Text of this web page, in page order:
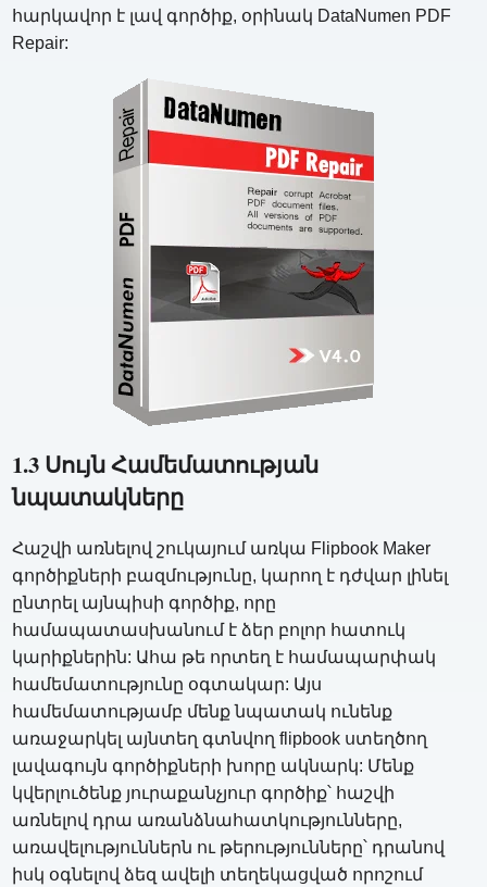
հարկավոր է լավ գործիք, օրինակ DataNumen PDF
Repair:
1.3 Սույն Համեմատության
նպատակները
Հաշվի առնելով շուկայում առկա Flipbook Maker
գործիքների բազմությունը, կարող է դժվար լինել
ընտրել այնպիսի գործիք, որը
համապատասխանում է ձեր բոլոր հատուկ
կարիքներին: Ահա թե որտեղ է համապարփակ
համեմատությունը օգտակար: Այս
համեմատությամբ մենք նպատակ ունենք
առաջարկել այնտեղ գտնվող flipbook ստեղծող
լավագույն գործիքների խորը ակնարկ: Մենք
կվերլուծենք յուրաքանչյուր գործիք՝ հաշվի
առնելով դրա առանձնահատկությունները,
առավելություններն ու թերությունները՝ դրանով
իսկ օգնելով ձեզ ավելի տեղեկացված որոշում